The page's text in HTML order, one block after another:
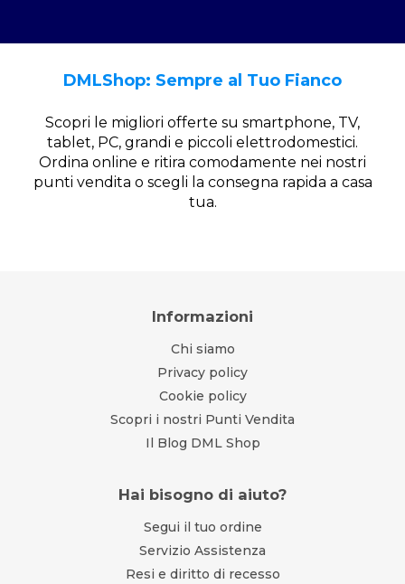
DMLShop: Sempre al Tuo Fianco
Scopri le migliori offerte su smartphone, TV,
tablet, PC, grandi e piccoli elettrodomestici.
Ordina online e ritira comodamente nei nostri
punti vendita o scegli la consegna rapida a casa
tua.
Informazioni
Chi siamo
Privacy policy
Cookie policy
Scopri i nostri Punti Vendita
Il Blog DML Shop
Hai bisogno di aiuto?
Segui il tuo ordine
Servizio Assistenza
Resi e diritto di recesso